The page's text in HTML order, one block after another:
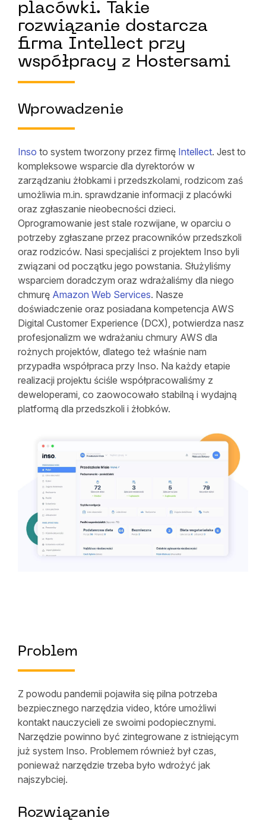
placówki. Takie
rozwiązanie dostarcza
firma Intellect przy
współpracy z Hostersami
Wprowadzenie
Inso to system tworzony przez firmę Intellect. Jest to
kompleksowe wsparcie dla dyrektorów w
zarządzaniu żłobkami i przedszkolami, rodzicom zaś
umożliwia m.in. sprawdzanie informacji z placówki
oraz zgłaszanie nieobecności dzieci.
Oprogramowanie jest stale rozwijane, w oparciu o
potrzeby zgłaszane przez pracowników przedszkoli
oraz rodziców. Nasi specjaliści z projektem Inso byli
związani od początku jego powstania. Służyliśmy
wsparciem doradczym oraz wdrażaliśmy dla niego
chmurę Amazon Web Services. Nasze
doświadczenie oraz posiadana kompetencja AWS
Digital Customer Experience (DCX), potwierdza nasz
profesjonalizm we wdrażaniu chmury AWS dla
rożnych projektów, dlatego też właśnie nam
przypadła współpraca przy Inso. Na każdy etapie
realizacji projektu ściśle współpracowaliśmy z
deweloperami, co zaowocowało stabilną i wydajną
platformą dla przedszkoli i żłobków.
Problem
Z powodu pandemii pojawiła się pilna potrzeba
bezpiecznego narzędzia video, które umożliwi
kontakt nauczycieli ze swoimi podopiecznymi.
Narzędzie powinno być zintegrowane z istniejącym
już system Inso. Problemem również był czas,
ponieważ narzędzie trzeba było wdrożyć jak
najszybciej.
Rozwiązanie